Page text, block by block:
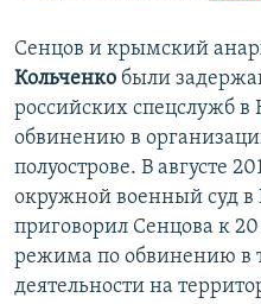
Сенцов и крымский
Кольченко были
российских спецслужб
обвинению в
полуострове. В августе
окружной военный суд в
приговорил Сенцова к
режима по обвинению в
деятельности на